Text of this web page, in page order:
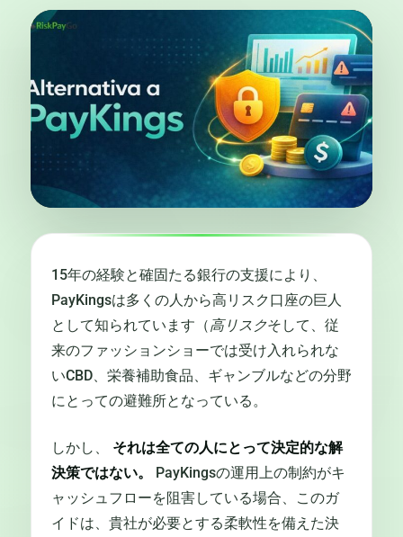
15年の経験と確固たる銀行の支援により、
PayKingsは多くの人から高リスク口座の巨人
として知られています（高リスクそして、従
来のファッションショーでは受け入れられな
いCBD、栄養補助食品、ギャンブルなどの分野
にとっての避難所となっている。
しかし、 それは全ての人にとって決定的な解
決策ではない。
PayKingsの運用上の制約がキ
ャッシュフローを阻害している場合、このガ
イドは、貴社が必要とする柔軟性を備えた決